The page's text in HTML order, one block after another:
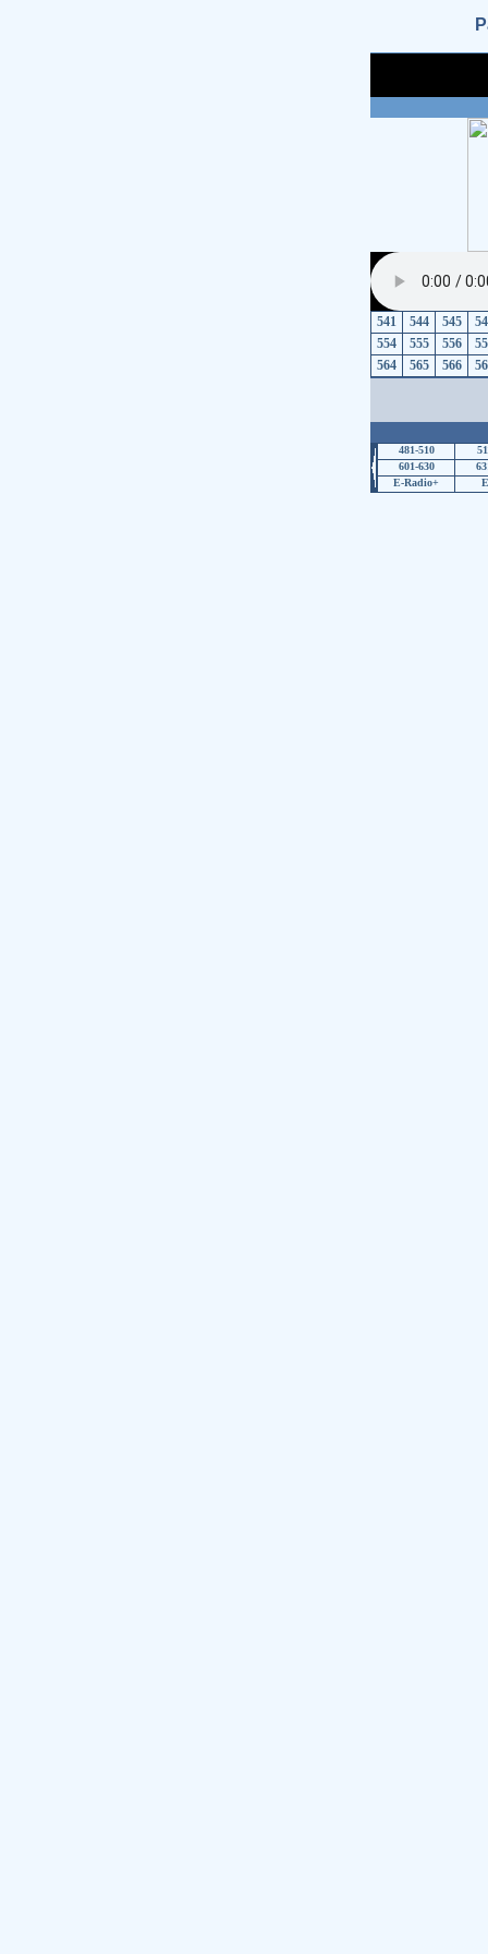
541 544 545
554
555 556
564
565 566
481-510
601-630
E-Radio+